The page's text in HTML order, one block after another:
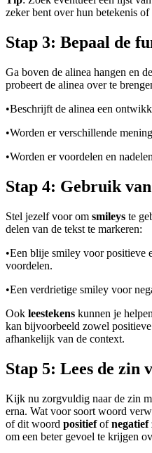
zeker bent over hun betekenis
Stap 3: Bepaal de
Ga boven de alinea hangen en
probeert de alinea over te
•Beschrijft de alinea een
•Worden er verschillende
•Worden er voordelen en
Stap 4: Gebruik
Stel jezelf voor om smileys te
delen van de tekst te markeren:
•Een blije smiley voor positieve
voordelen.
•Een verdrietige smiley voor
Ook leestekens kunnen je
kan bijvoorbeeld zowel
afhankelijk van de context.
Stap 5: Lees de zin
Kijk nu zorgvuldig naar de zin
erna. Wat voor soort woord
of dit woord positiefofnegatief
om een beter gevoel te krijgen